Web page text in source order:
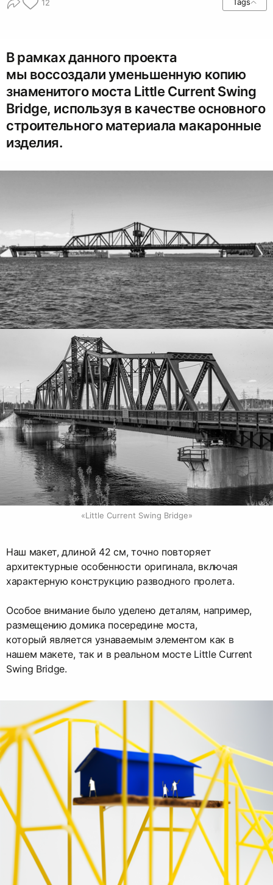
12
В рамках данного проекта
мы воссоздали уменьшенную копию
знаменитого моста Little Current Swing
Bridge, используя в качестве основного
строительного материала макаронные
изделия.
«Little Current Swing Bridge»
Наш макет, длиной 42 см, точно повторяет
архитектурные особенности оригинала, включая
характерную конструкцию разводного пролета.
Особое внимание было уделено деталям, например,
размещению домика посередине моста,
который является узнаваемым элементом как в
нашем макете, так и в реальном мосте Little Current
Swing Bridge.